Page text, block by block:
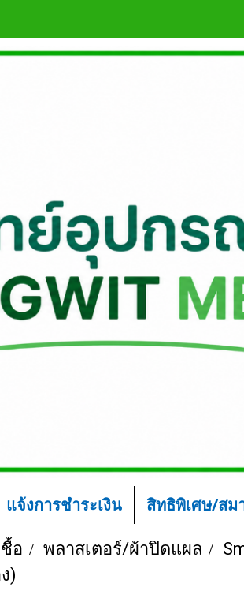
แจ้งการชำระเงิน สิทธิพิเศษ/สม
อ พลาสเตอร์/ผ้าปิดแผล
)